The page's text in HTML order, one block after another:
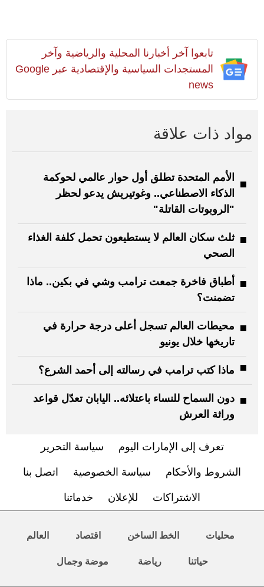
تابعوا آخر أخبارنا المحلية والرياضية وآخر
المستجدات السياسية والإقتصادية عبر Google
news
مواد ذات علاقة
الأمم المتحدة تطلق أول حوار عالمي لحوكمة
الذكاء الاصطناعي.. وغوتيريش يدعو لحظر
"الروبوتات القاتلة"
ثلث سكان العالم لا يستطيعون تحمل كلفة الغذاء
الصحي
أطباق فاخرة جمعت ترامب وشي في بكين.. ماذا
تضمنت؟
محيطات العالم تسجل أعلى درجة حرارة في
تاريخها خلال يونيو
ماذا كتب ترامب في رسالته إلى أحمد الشرع؟
دون السماح للنساء باعتلائه.. اليابان تعدّل قواعد
وراثة العرش
تعرف إلى الإمارات اليوم سياسة التحرير
الشروط والأحكام سياسة الخصوصية اتصل بنا
الاشتراكات للإعلان خدماتنا
محليات الخط الساخن اقتصاد العالم
حياتنا رياضة موضة وجمال